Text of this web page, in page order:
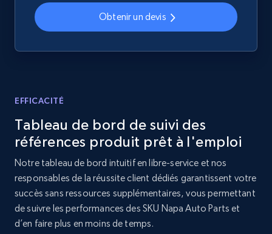
specific category URL
URL, Domain, Country code, Model number,
2.1K+
Amazon products global dataset
Title, Seller name, Brand, Description, Initial
price, Currency, Availability, Reviews count, and
more.
2.1K+
Obtenir un devis
EFFICACITÉ
Tableau de bord de suivi des
références produit prêt à l'emploi
Notre tableau de bord intuitif en libre-service et nos
responsables de la réussite client dédiés garantissent votre
succès sans ressources supplémentaires, vous permettant
de suivre les performances des SKU Napa Auto Parts et
d’en faire plus en moins de temps.